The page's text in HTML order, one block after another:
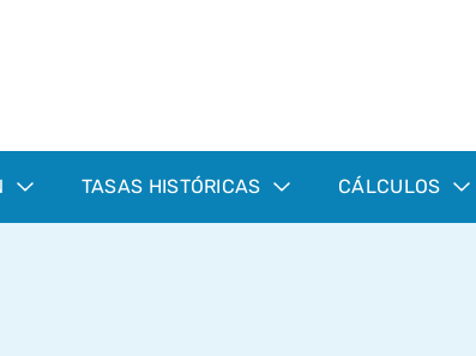
TASAS HISTÓRICAS CÁLCULOS